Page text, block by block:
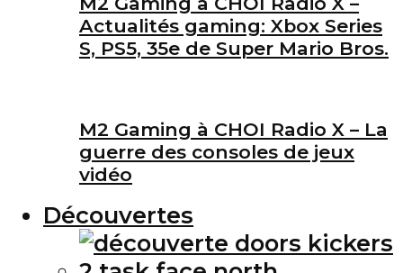
Actualités gaming: Xbox Series
S, PS5, 35e de Super Mario Bros.
M2 Gaming à CHOI Radio X – La
guerre des consoles de jeux
vidéo
Découvertes